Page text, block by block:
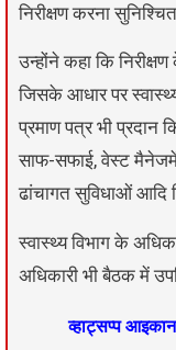
निरीक्षण करना
उन्होंने कहा कि
जिसके आधार पर
प्रमाण पत्र भी प्रदान
साफ-सफाई, वेस्ट
ढांचागत सुविधाओं आदि
स्वास्थ्य विभाग के
अधिकारी भी बैठक में
व्हाट्सप्प